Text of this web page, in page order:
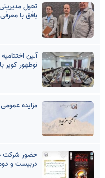
تحول
بافق با
نوظهور کویر
مزایده عمومی 1404/08
حضور شرکت
دربیست و